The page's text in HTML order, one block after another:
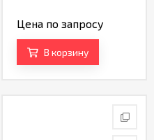
Цена по запросу
В корзину